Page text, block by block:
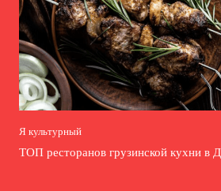
Я культурный
ТОП ресторанов грузинской кухни в